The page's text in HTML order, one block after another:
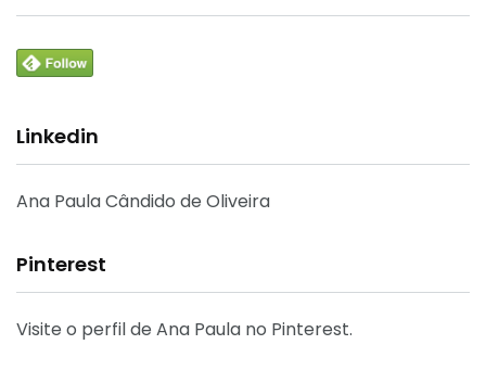
Linkedin
Ana Paula Cândido de Oliveira
Pinterest
Visite o perfil de Ana Paula no Pinterest.